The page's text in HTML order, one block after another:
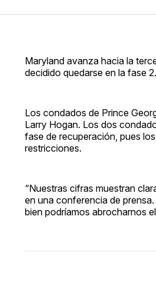
Maryland avanza hacia la
decidido quedarse en la fase 2.
Los condados de Prince
Larry Hogan. Los dos
fase de recuperación, pues
restricciones.
“Nuestras cifras muestran
en una conferencia de
bien podríamos abrocharnos